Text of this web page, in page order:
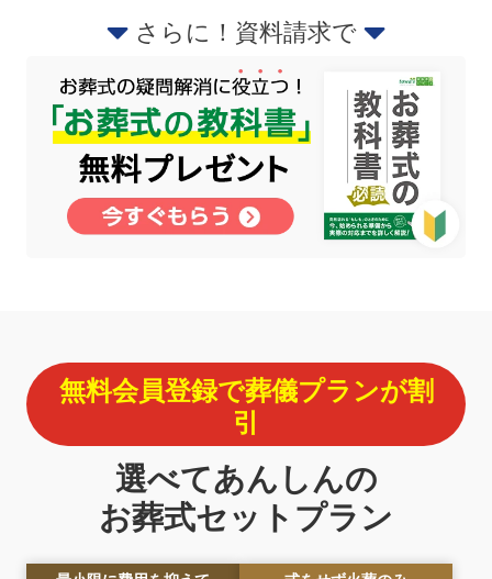
さらに！資料請求で
無料会員登録で葬儀プランが割
引
選べてあんしんの
お葬式セットプラン